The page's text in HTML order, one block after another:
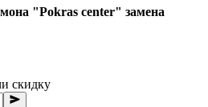
"Pokras center" замена
скидку